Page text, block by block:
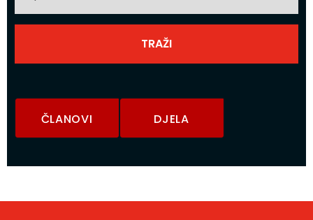
ČLANOVI DJELA